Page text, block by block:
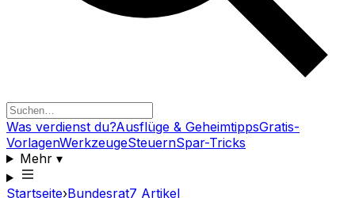
Was verdienst du?Ausflüge & GeheimtippsGratis-
VorlagenWerkzeugeSteuernSpar-Tricks
Mehr▾
Startseite›Bundesrat7 Artikel